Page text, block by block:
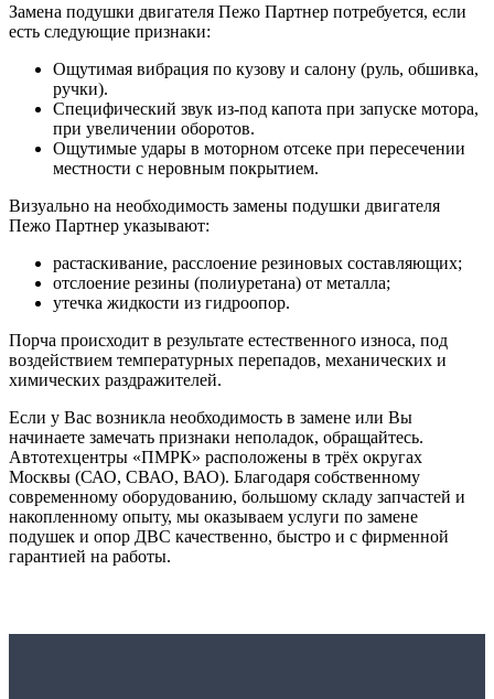
Замена подушки двигателя Пежо Партнер потребуется, если
есть следующие признаки:
Ощутимая вибрация по кузову и салону (руль, обшивка,
ручки).
Специфический звук из-под капота при запуске мотора,
при увеличении оборотов.
Ощутимые удары в моторном отсеке при пересечении
местности с неровным покрытием.
Визуально на необходимость замены подушки двигателя
Пежо Партнер указывают:
растаскивание, расслоение резиновых составляющих;
отслоение резины (полиуретана) от металла;
утечка жидкости из гидроопор.
Порча происходит в результате естественного износа, под
воздействием температурных перепадов, механических и
химических раздражителей.
Если у Вас возникла необходимость в замене или Вы
начинаете замечать признаки неполадок, обращайтесь.
Автотехцентры «ПМРК» расположены в трёх округах
Москвы (САО, СВАО, ВАО). Благодаря собственному
современному оборудованию, большому складу запчастей и
накопленному опыту, мы оказываем услуги по замене
подушек и опор ДВС качественно, быстро и с фирменной
гарантией на работы.